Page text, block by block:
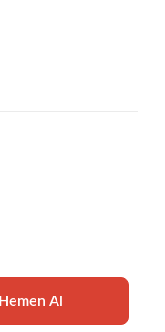
Hemen Al